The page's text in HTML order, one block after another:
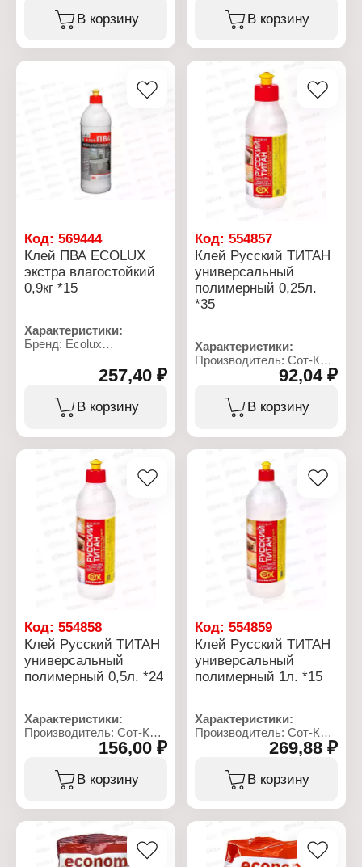
Особенность:
влагостойкий
поливинилацетатная
Фасовка: 0,25 кг
В корзину
Особенность:
влагостойкий
поливинилацетатная
дисперсия
Объем: 0,5 л
В корзину
Код: 569444
Клей ПВА ECОLUX
экстра влагостойкий
0,9кг *15
Характеристики:
Бренд: Ecolux
Вариация: ПВА
Особенность:
влагостойкий
Класс влагостойкости:
Расход: 100-200 г/м2
Состав:
поливинилацетатная
Вес: 0,9 кг
257,40 ₽
В корзину
Код:554857
Клей Русский ТИТАН
универсальный
полимерный 0,25л.
*35
Характеристики:
Производитель: Сот-К
Тип товара: Клей
Универсальный
Название: "Русский
Фасовка: 0,25 л
92,04 ₽
В корзину
Код: 554858
Клей Русский ТИТАН
универсальный
полимерный 0,5л. *24
Характеристики:
Производитель: Сот-К
Тип товара: Клей
Универсальный
Название: "Русский
Фасовка: 0,5 л
156,00 ₽
В корзину
Код:554859
Клей Русский ТИТАН
универсальный
полимерный 1л. *15
Характеристики:
Производитель: Сот-К
Тип товара: Клей
Универсальный
Название: "Русский
Фасовка: 1 л
269,88 ₽
В корзину